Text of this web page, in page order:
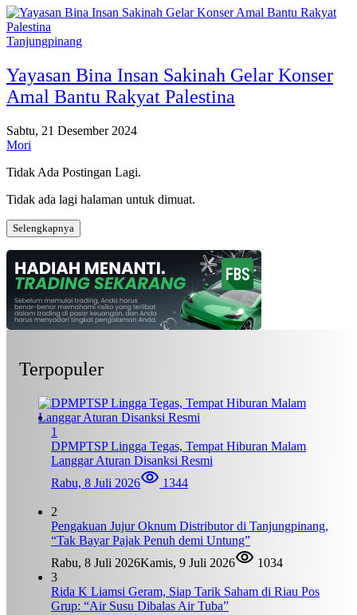
Tanjungpinang
Yayasan Bina Insan Sakinah Gelar Konser
Amal Bantu Rakyat Palestina
Sabtu, 21 Desember 2024
Mori
Tidak Ada Postingan Lagi.
Tidak ada lagi halaman untuk dimuat.
Selengkapnya
Terpopuler
1
DPMPTSP Lingga Tegas, Tempat Hiburan Malam
Langgar Aturan Disanksi Resmi
Rabu, 8 Juli 2026
1344
2
Pengakuan Jujur Oknum Distributor di Tanjungpinang,
“Tak Bayar Pajak Penuh demi Untung”
Rabu, 8 Juli 2026Kamis, 9 Juli 2026
1034
3
Rida K Liamsi Geram, Siap Tarik Saham di Riau Pos
Grup: “Air Susu Dibalas Air Tuba”